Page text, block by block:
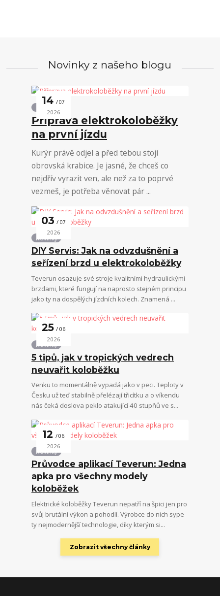
Novinky z našeho blogu
14 07
2026
Příprava elektrokoloběžky
na první jízdu
Kurýr právě odjel a před tebou stojí
obrovská krabice. Je jasné, že chceš co
nejdřív vyrazit ven, ale než za to poprvé
vezmeš, je potřeba věnovat pár ...
03 07
2026
Novinky
DIY Servis: Jak na odvzdušnění a
seřízení brzd u elektrokoloběžky
Teverun osazuje své stroje kvalitními hydraulickými
brzdami, které fungují na naprosto stejném principu
jako ty na dospělých jízdních kolech. Znamená ...
25 06
2026
Novinky
5 tipů, jak v tropických vedrech
neuvařit koloběžku
Venku to momentálně vypadá jako v peci. Teploty v
Česku už teď stabilně přelézají třicítku a o víkendu
nás čeká doslova peklo atakující 40 stupňů ve s...
12 06
2026
Novinky
Průvodce aplikací Teverun: Jedna
apka pro všechny modely
koloběžek
Elektrické koloběžky Teverun nepatří na špici jen pro
svůj brutální výkon a pohodlí. Výrobce do nich sype
ty nejmodernější technologie, díky kterým si...
Zobrazit všechny články